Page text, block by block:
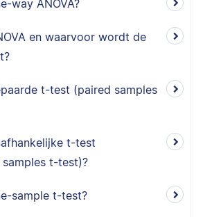
way ANOVA?
en waarvoor wordt de
t-test (paired samples
t-test
t-test)?
sample t-test?